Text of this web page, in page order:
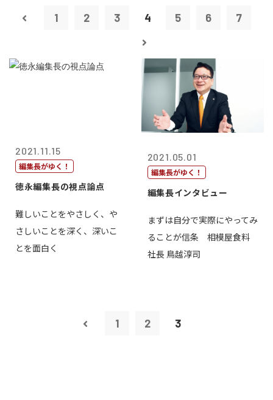
1 2 3 4 5 6 7
2021.11.15
編集長がゆく！
徳永編集長の視点論点
難しいことをやさしく、や
さしいことを深く、深いこ
とを面白く
2021.05.01
編集長がゆく！
編集長インタビュー
まずは自分で実際にやってみ
ることが信条 相模屋食料
社長 鳥越淳司
1 2 3